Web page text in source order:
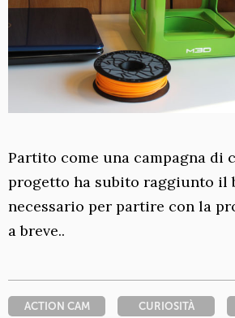
Partito come una campagna di
progetto ha subito raggiunto il
necessario per partire con la
a breve..
ACTION CAM CURIOSITÀ